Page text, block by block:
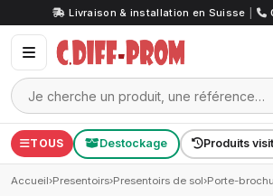
Livraison & installation en Suisse
TOUS Destockage Produits
Accueil›Presentoirs›Presentoirs de sol›Porte-